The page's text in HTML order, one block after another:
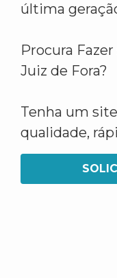
última
Procura
Juiz de Fora?
Tenha um
qualidade,